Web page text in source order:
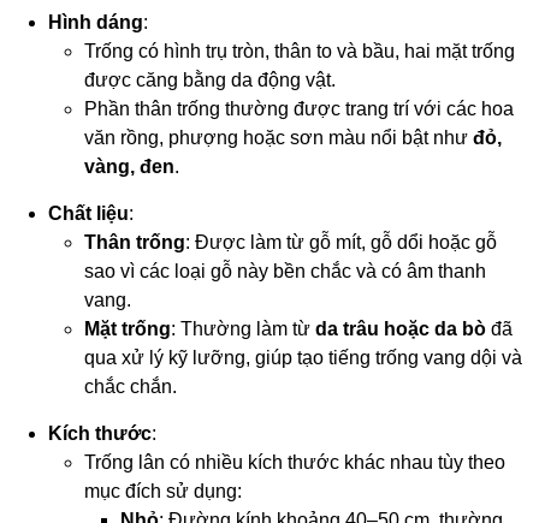
Hình dáng:
Trống có hình trụ tròn, thân to và bầu, hai mặt trống
được căng bằng da động vật.
Phần thân trống thường được trang trí với các hoa
văn rồng, phượng hoặc sơn màu nổi bật như đỏ,
vàng, đen.
Chất liệu:
Thân trống: Được làm từ gỗ mít, gỗ dổi hoặc gỗ
sao vì các loại gỗ này bền chắc và có âm thanh
vang.
Mặt trống: Thường làm từ da trâu hoặc da bò đã
qua xử lý kỹ lưỡng, giúp tạo tiếng trống vang dội và
chắc chắn.
Kích thước:
Trống lân có nhiều kích thước khác nhau tùy theo
mục đích sử dụng: